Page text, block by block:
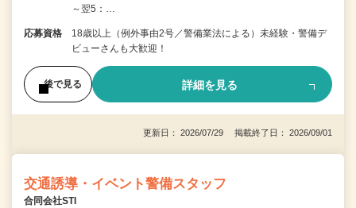
～翌5：…
応募資格
18歳以上（例外事由2号／警備業法による）未経験・警備デ
ビューさんも大歓迎！
後で見る 詳細を見る
更新日： 2026/07/29 掲載終了日： 2026/09/01
交通誘導・イベント警備スタッフ
合同会社STI